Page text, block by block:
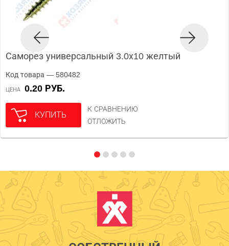
Саморез универсальный 3.0х10 желтый
Код товара — 580482
ЦЕНА 0.20 РУБ.
КУПИТЬ
К СРАВНЕНИЮ
ОТЛОЖИТЬ